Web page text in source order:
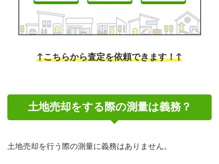
↑こちらから査定を依頼できます！↑
土地売却をする際の測量は義務？
土地売却を行う際の測量に義務はありません。